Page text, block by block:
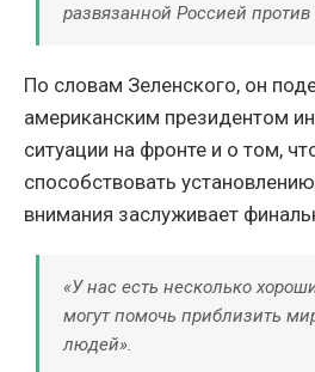
развязанной Россией против
По словам Зеленского, он
американским президентом
ситуации на фронте и о том,
способствовать
внимания заслуживает
«У нас есть несколько
могут помочь приблизить
людей».